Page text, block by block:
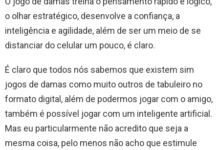
o olhar estratégico, desenvolve a confiança, a
inteligência e agilidade, além de ser um meio de se
distanciar do celular um pouco, é claro.
É claro que todos nós sabemos que existem sim
jogos de damas como muito outros de tabuleiro no
formato digital, além de podermos jogar com o amigo,
também é possível jogar com um inteligente artificial.
Mas eu particularmente não acredito que seja a
mesma coisa, pelo menos não acho que estimule